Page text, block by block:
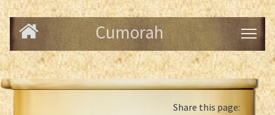
Cumorah
Share this page: